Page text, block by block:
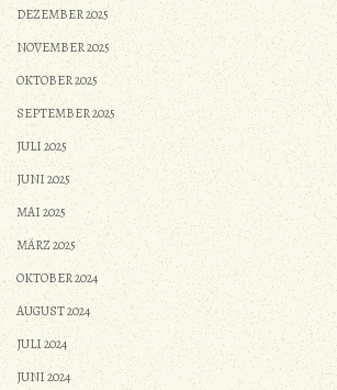
DEZEMBER 2025
NOVEMBER 2025
OKTOBER 2025
SEPTEMBER 2025
JULI 2025
JUNI 2025
MAI 2025
MÄRZ 2025
OKTOBER 2024
AUGUST 2024
JULI 2024
JUNI 2024